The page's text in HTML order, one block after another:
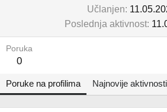
Učlanjen
Poslednja aktivnost
Poruka
0
Poruke na profilima Najnovije aktivnosti